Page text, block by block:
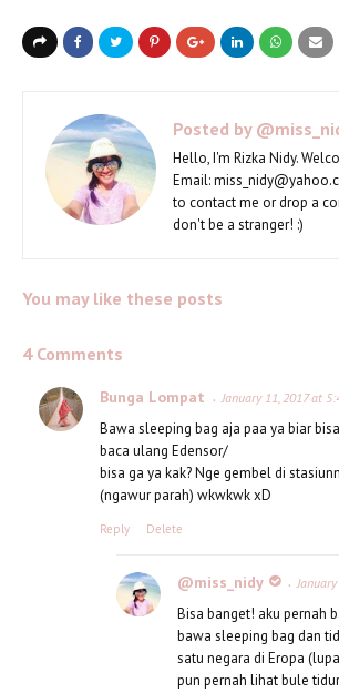
Posted by
Hello, I'm Rizka Nidy.
Email:
to contact me or drop a
don't be a stranger! :)
You may like these posts
4 Comments
Bunga Lompat January 11, 2017 at
Bawa sleeping bag aja paa ya biar
baca ulang Edensor/
bisa ga ya kak? Nge gembel di
(ngawur parah) wkwkwk xD
Reply Delete
@miss_nidy
Bisa banget! aku pernah
bawa sleeping bag dan
satu negara di Eropa
pun pernah lihat bule